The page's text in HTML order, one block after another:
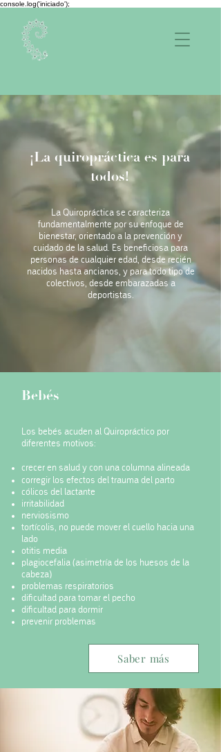
console.log('iniciado');
¡La quiropráctica es para
todos!
La Quiropráctica se caracteriza
fundamentalmente por su enfoque de
bienestar, orientado a la prevención y
cuidado de la salud. Es beneficiosa para
personas de cualquier edad, desde recién
nacidos hasta ancianos, y para todo tipo de
colectivos, desde embarazadas a
deportistas.
Bebés
Los bebés acuden al Quiropráctico por
diferentes motivos:
crecer en salud y con una columna alineada
corregir los efectos del trauma del parto
cólicos del lactante
irritabilidad
nerviosismo
tortícolis, no puede mover el cuello hacia una
lado
otitis media
plagiocefalia (asimetría de los huesos de la
cabeza)
problemas respiratorios
dificultad para tomar el pecho
dificultad para dormir
prevenir problemas
Saber más